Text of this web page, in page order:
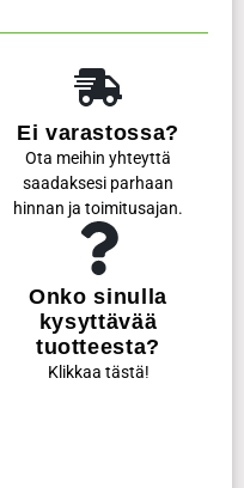
Ei varastossa?
Ota meihin yhteyttä
saadaksesi parhaan
hinnan ja toimitusajan.
Onko sinulla
kysyttävää
tuotteesta?
Klikkaa tästä!